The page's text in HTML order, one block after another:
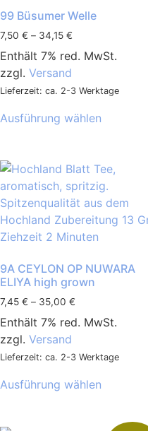
99 Büsumer Welle
7,50 € – 34,15 €
Enthält 7% red. MwSt.
zzgl. Versand
Lieferzeit: ca. 2-3 Werktage
Ausführung wählen
9A CEYLON OP NUWARA
ELIYA high grown
7,45 € – 35,00 €
Enthält 7% red. MwSt.
zzgl. Versand
Lieferzeit: ca. 2-3 Werktage
Ausführung wählen